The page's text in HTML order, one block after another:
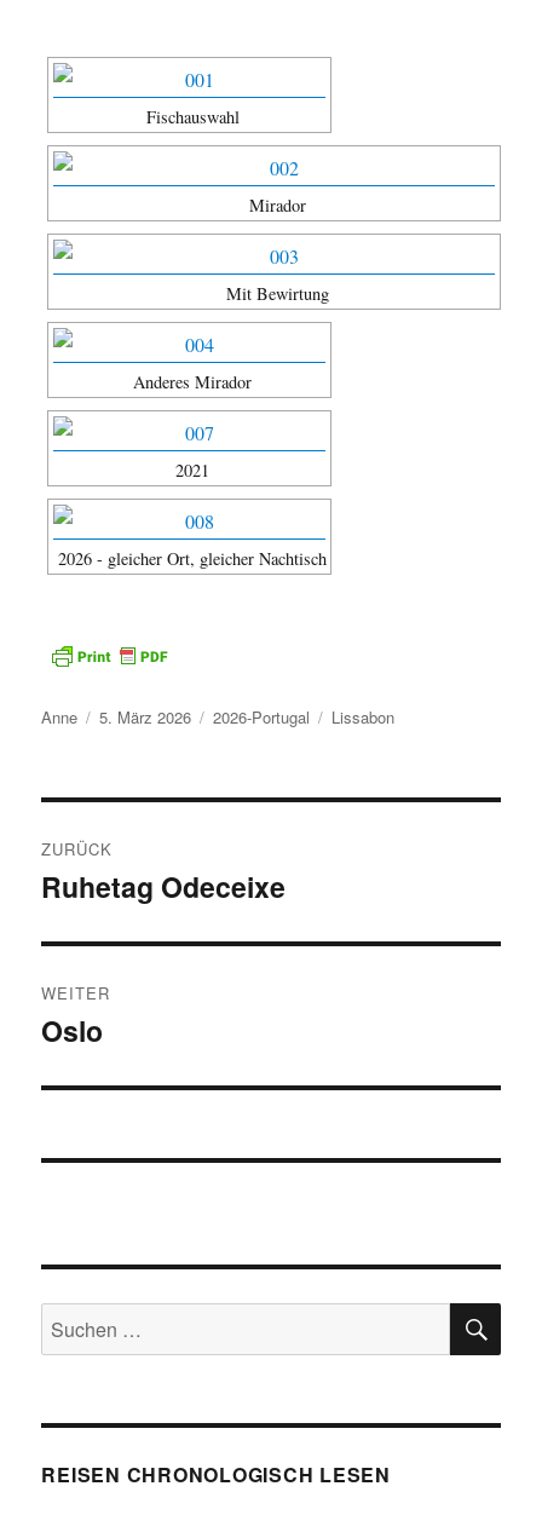
Fischauswahl
Mirador
Mit Bewirtung
Anderes Mirador
2021
2026 - gleicher Ort, gleicher Nachtisch
Autor
Anne
Veröffentlicht
5. März 2026 Kategorien
2026-Portugal Schlagwörter
Lissabon
ZURÜCK
Vorheriger
Ruhetag Odeceixe
WEITER
Nächster
Oslo
Suchen
nach:
REISEN CHRONOLOGISCH LESEN